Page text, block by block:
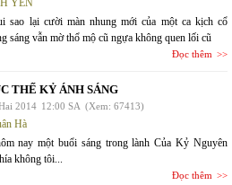
YÊN
sao lại cười màn nhung mới của một ca kịch cổ
sáng vẫn mờ thổ mộ cũ ngựa không quen lối cũ
Đọc thêm
THẾ KỶ ÁNH SÁNG
2014 12:00 SA (Xem: 67413)
Hà
nay một buổi sáng trong lành Của Kỷ Nguyên
không tôi...
Đọc thêm